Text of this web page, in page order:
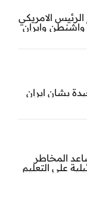
امير قطر يبحث هاتفيا مع الرئيس الامريكي
بشان ايران
المخاطر
على التعليم